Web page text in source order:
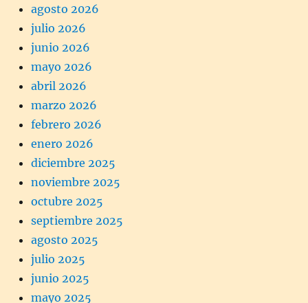
agosto 2026
julio 2026
junio 2026
mayo 2026
abril 2026
marzo 2026
febrero 2026
enero 2026
diciembre 2025
noviembre 2025
octubre 2025
septiembre 2025
agosto 2025
julio 2025
junio 2025
mayo 2025